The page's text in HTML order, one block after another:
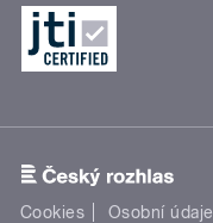
Cookies Osobní údaje